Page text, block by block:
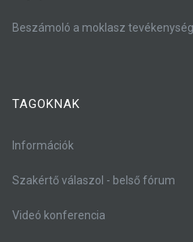
Beszámoló a moklasz
TAGOKNAK
Információk
Szakértő válaszol - belső fórum
Videó konferencia